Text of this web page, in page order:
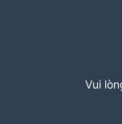
Vui